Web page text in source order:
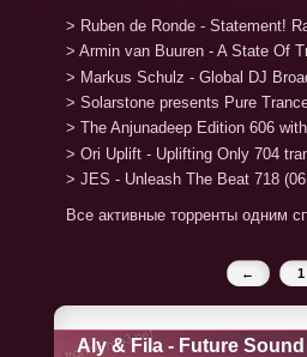
> Ruben de Ronde - Statement!
> Armin van Buuren - A State Of
> Markus Schulz - Global DJ
> Solarstone presents Pure
> The Anjunadeep Edition 606
> Ori Uplift - Uplifting Only 704
> JES - Unleash The Beat 718
Все активные торренты одним
← 1
Aly & Fila - Future